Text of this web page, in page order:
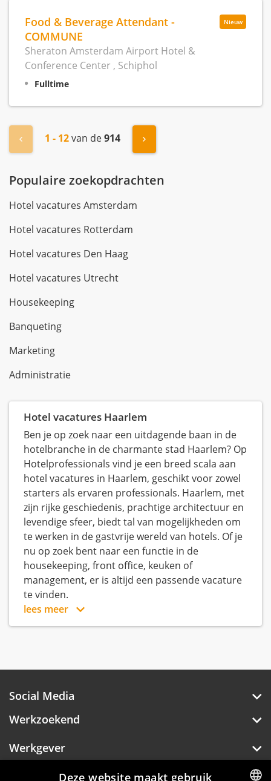
Nieuw
Food & Beverage Attendant -
COMMUNE
Sheraton Amsterdam Airport Hotel &
Conference Center , Schiphol
Fulltime
« Vorige1 - 12van de914 Volgende »
Populaire zoekopdrachten
Hotel vacatures Amsterdam
Hotel vacatures Rotterdam
Hotel vacatures Den Haag
Hotel vacatures Utrecht
Housekeeping
Banqueting
Marketing
Administratie
Hotel vacatures Haarlem
Ben je op zoek naar een uitdagende baan in de
hotelbranche in de charmante stad Haarlem? Op
Hotelprofessionals vind je een breed scala aan
hotel vacatures in Haarlem, geschikt voor zowel
starters als ervaren professionals. Haarlem, met
zijn rijke geschiedenis, prachtige architectuur en
levendige sfeer, biedt tal van mogelijkheden om
te werken in de gastvrije wereld van hotels. Of je
nu op zoek bent naar een functie in de
housekeeping, front office, keuken of
management, er is altijd een passende vacature
te vinden.
lees meer
Social Media
Werkzoekend
Werkgever
Over Hotelprofessionals
Deze website maakt gebruik